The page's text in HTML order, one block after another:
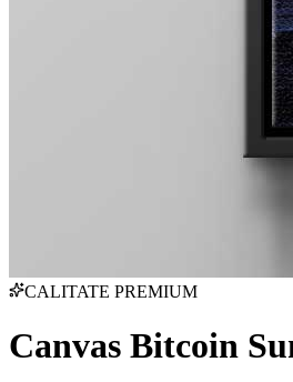
CALITATE PREMIUM
Canvas Bitcoin